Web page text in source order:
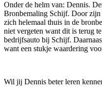
Onder de helm van: Dennis.
Bronbemaling Schijf. Door
zich helemaal thuis in de
niet vergeten want dit is terug
bedrijfsauto bij Schijf.
want een stukje waardering
Wil jij Dennis beter leren